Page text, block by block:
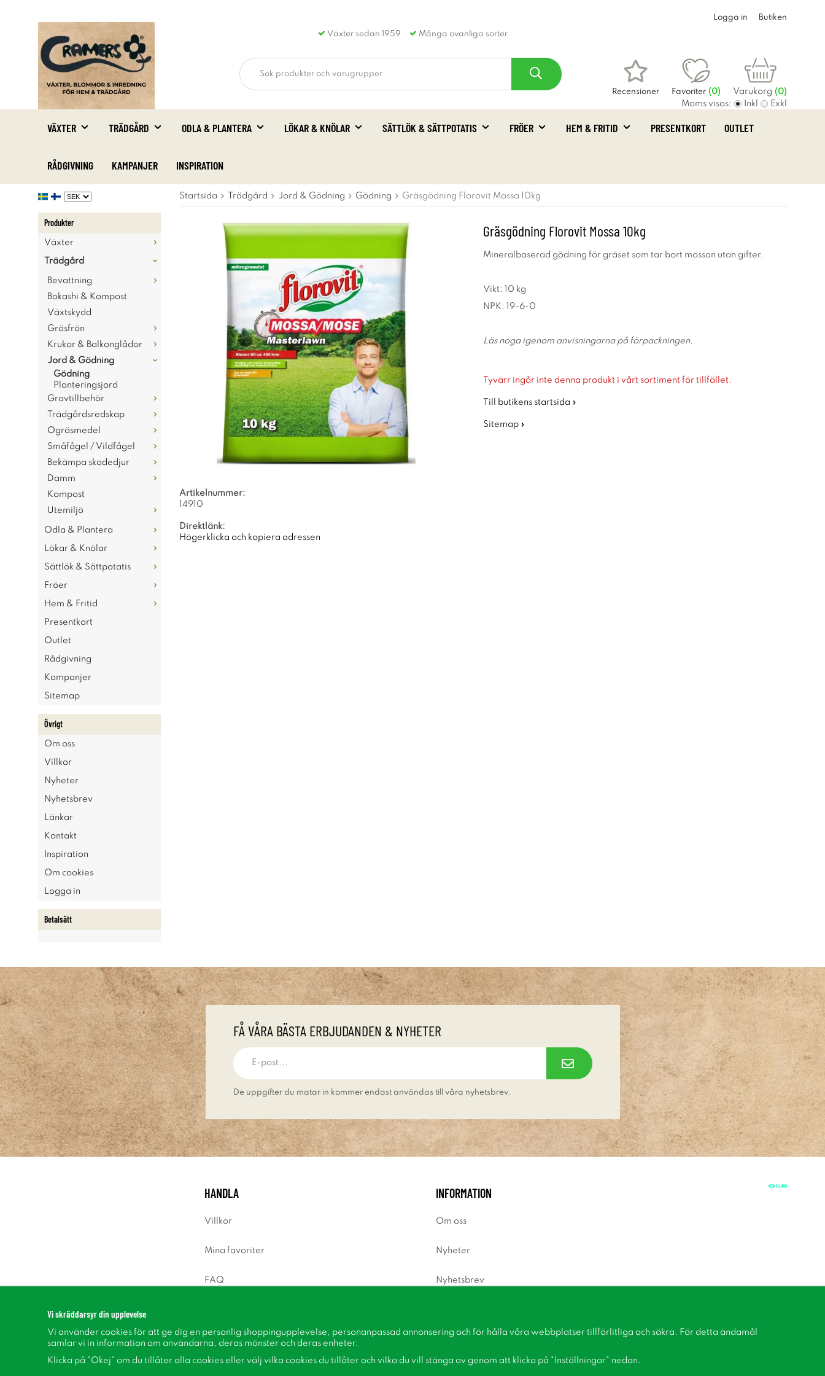
Växter sedan 1959 Många ovanliga sorter
Logga in Butiken
Recensioner Favoriter (0) Varukorg (0)
Moms visas: Inkl Exkl
VÄXTER TRÄDGÅRD ODLA & PLANTERA LÖKAR & KNÖLAR SÄTTLÖK & SÄTTPOTATIS FRÖER HEM & FRITID PRESENTKORT OUTLET
RÅDGIVNING KAMPANJER INSPIRATION
Produkter
Växter
Trädgård
Bevattning
Bokashi & Kompost
Växtskydd
Gräsfrön
Krukor & Balkonglådor
Jord & Gödning
Gödning
Planteringsjord
Gravtillbehör
Trädgårdsredskap
Ogräsmedel
Småfågel / Vildfågel
Bekämpa skadedjur
Damm
Kompost
Utemiljö
Odla & Plantera
Lökar & Knölar
Sättlök & Sättpotatis
Fröer
Hem & Fritid
Presentkort
Outlet
Rådgivning
Kampanjer
Sitemap
Övrigt
Om oss
Villkor
Nyheter
Nyhetsbrev
Länkar
Kontakt
Inspiration
Om cookies
Logga in
Betalsätt
Startsida Trädgård Jord & Gödning Gödning Gräsgödning Florovit Mossa 10kg
Gräsgödning Florovit Mossa 10kg
Mineralbaserad gödning för gräset som tar bort mossan utan gifter.
Vikt: 10 kg
NPK: 19-6-0
Läs noga igenom anvisningarna på förpackningen.
Tyvärr ingår inte denna produkt i vårt sortiment för tillfället.
Till butikens startsida »
Sitemap »
Artikelnummer:
14910
Direktlänk:
Högerklicka och kopiera adressen
FÅ VÅRA BÄSTA ERBJUDANDEN & NYHETER
De uppgifter du matar in kommer endast användas till våra nyhetsbrev.
HANDLA
Villkor
Mina favoriter
FAQ
INFORMATION
Om oss
Nyheter
Nyhetsbrev
Inspiration
Vi skräddarsyr din upplevelse
Vi använder cookies för att ge dig en personlig shoppingupplevelse, personanpassad annonsering och för hålla våra webbplatser tillförlitliga och säkra. För detta ändamål
samlar vi in information om användarna, deras mönster och deras enheter.
Klicka på "Okej" om du tillåter alla cookies eller välj vilka cookies du tillåter och vilka du vill stänga av genom att klicka på "Inställningar" nedan.